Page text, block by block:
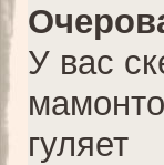
У вас
гуляет